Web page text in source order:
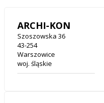
ARCHI-KON
Szoszowska 36
43-254
Warszowice
woj. śląskie